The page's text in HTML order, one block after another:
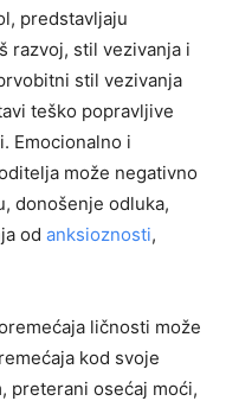
predstavljaju
razvoj, stil vezivanja i
stil vezivanja
teško popravljive
Emocionalno i
može negativno
donošenje odluka,
od anksioznosti,
ličnosti može
kod svoje
preterani osećaj moći,